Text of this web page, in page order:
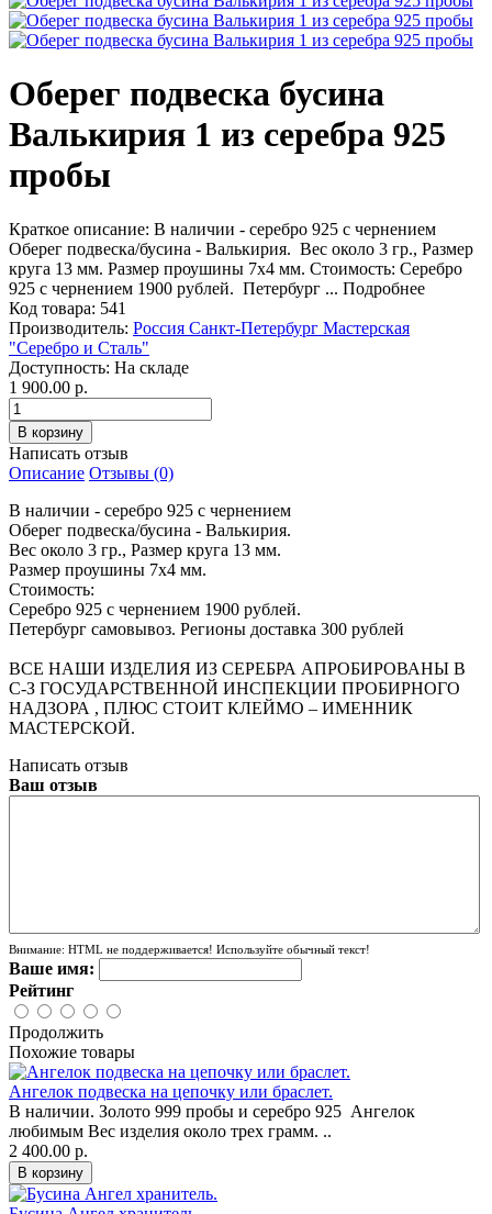
Оберег подвеска бусина
Валькирия 1 из серебра 925
пробы
Краткое описание: В наличии - серебро 925 c чернением
Оберег подвеска/бусина - Валькирия. Вес около 3 гр., Размер
круга 13 мм. Размер проушины 7x4 мм. Стоимость: Серебро
925 с чернением 1900 рублей. Петербург ... Подробнее
Код товара: 541
Производитель: Россия Санкт-Петербург Мастерская
"Серебро и Сталь"
Доступность: На складе
1 900.00 р.
Написать отзыв
Описание Отзывы (0)
В наличии - серебро 925 c чернением
Оберег подвеска/бусина - Валькирия.
Вес около 3 гр., Размер круга 13 мм.
Размер проушины 7x4 мм.
Стоимость:
Серебро 925 с чернением 1900 рублей.
Петербург самовывоз. Регионы доставка 300 рублей
ВСЕ НАШИ ИЗДЕЛИЯ ИЗ СЕРЕБРА АПРОБИРОВАНЫ В
С-З ГОСУДАРСТВЕННОЙ ИНСПЕКЦИИ ПРОБИРНОГО
НАДЗОРА , ПЛЮС СТОИТ КЛЕЙМО – ИМЕННИК
МАСТЕРСКОЙ.
Написать отзыв
Ваш отзыв
Внимание: HTML не поддерживается! Используйте обычный текст!
Ваше имя:
Рейтинг
Продолжить
Похожие товары
Ангелок подвеска на цепочку или браслет.
В наличии. Золото 999 пробы и серебро 925 Ангелок
любимым Вес изделия около трех грамм. ..
2 400.00 р.